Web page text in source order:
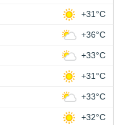
+31°C
+36°C
+33°C
+31°C
+33°C
+32°C